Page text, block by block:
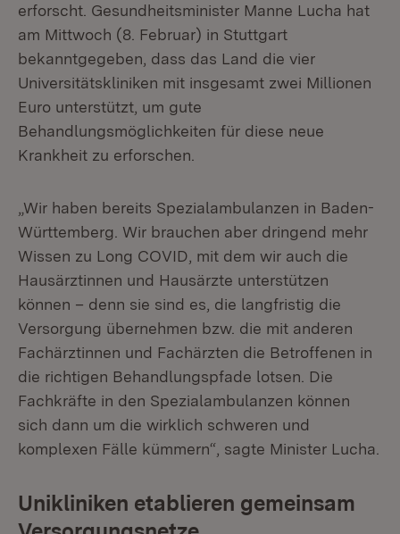
erforscht. Gesundheitsminister Manne Lucha hat
am Mittwoch (8. Februar) in Stuttgart
bekanntgegeben, dass das Land die vier
Universitätskliniken mit insgesamt zwei Millionen
Euro unterstützt, um gute
Behandlungsmöglichkeiten für diese neue
Krankheit zu erforschen.
„Wir haben bereits Spezialambulanzen in Baden-
Württemberg. Wir brauchen aber dringend mehr
Wissen zu Long COVID, mit dem wir auch die
Hausärztinnen und Hausärzte unterstützen
können – denn sie sind es, die langfristig die
Versorgung übernehmen bzw. die mit anderen
Fachärztinnen und Fachärzten die Betroffenen in
die richtigen Behandlungspfade lotsen. Die
Fachkräfte in den Spezialambulanzen können
sich dann um die wirklich schweren und
komplexen Fälle kümmern“, sagte Minister Lucha.
Unikliniken etablieren gemeinsam